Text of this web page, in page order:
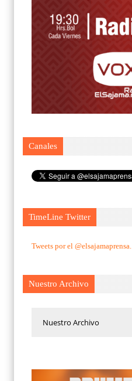
Canales
TimeLine Twitter
Tweets por el @elsajamaprensa.
Nuestro Archivo